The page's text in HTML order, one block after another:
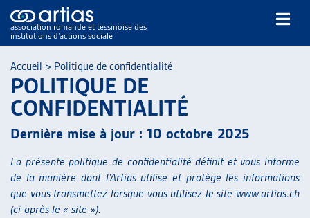
association romande et tessinoise des
institutions d’actions sociale
NOS PUBLICATIONS
ARTICLES
DOSSIERS DU MOIS
Accueil > Politique de confidentialité
POLITIQUE DE
CONFIDENTIALITÉ
Dernière mise à jour : 10 octobre 2025
La présente politique de confidentialité définit et vous informe
de la manière dont l’Artias utilise et protège les informations
que vous transmettez lorsque vous utilisez le site www.artias.ch
(ci-après le « site »).